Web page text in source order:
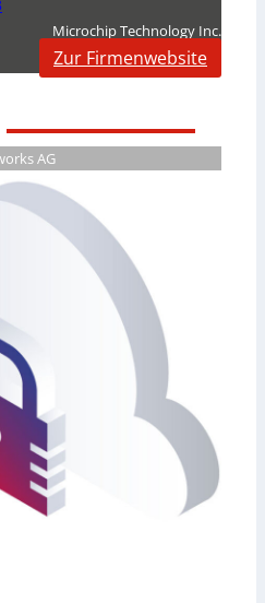
Microchip Technology Inc.
Zur Firmenwebsite
AG